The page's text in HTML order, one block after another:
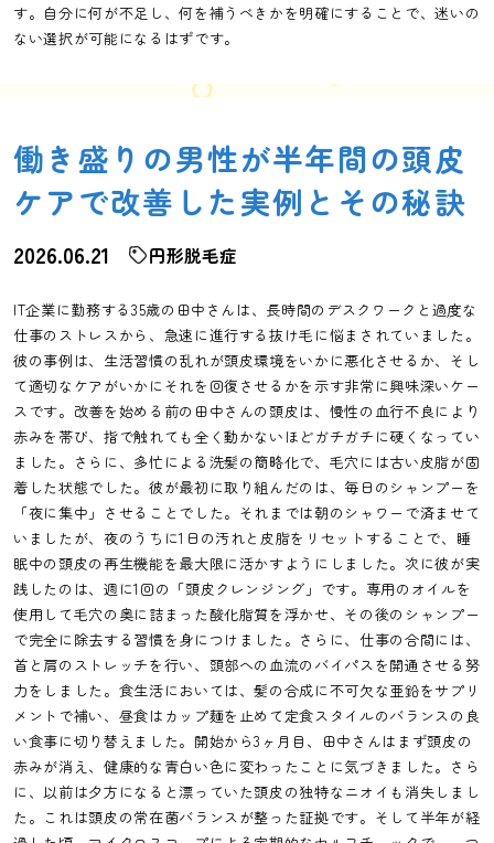
す。自分に何が不足し、何を補うべきかを明確にすることで、迷いの
ない選択が可能になるはずです。
働き盛りの男性が半年間の頭皮
ケアで改善した実例とその秘訣
2026.06.21 円形脱毛症
IT企業に勤務する35歳の田中さんは、長時間のデスクワークと過度な
仕事のストレスから、急速に進行する抜け毛に悩まされていました。
彼の事例は、生活習慣の乱れが頭皮環境をいかに悪化させるか、そし
て適切なケアがいかにそれを回復させるかを示す非常に興味深いケー
スです。改善を始める前の田中さんの頭皮は、慢性の血行不良により
赤みを帯び、指で触れても全く動かないほどガチガチに硬くなってい
ました。さらに、多忙による洗髪の簡略化で、毛穴には古い皮脂が固
着した状態でした。彼が最初に取り組んだのは、毎日のシャンプーを
「夜に集中」させることでした。それまでは朝のシャワーで済ませて
いましたが、夜のうちに1日の汚れと皮脂をリセットすることで、睡
眠中の頭皮の再生機能を最大限に活かすようにしました。次に彼が実
践したのは、週に1回の「頭皮クレンジング」です。専用のオイルを
使用して毛穴の奥に詰まった酸化脂質を浮かせ、その後のシャンプー
で完全に除去する習慣を身につけました。さらに、仕事の合間には、
首と肩のストレッチを行い、頭部への血流のバイパスを開通させる努
力をしました。食生活においては、髪の合成に不可欠な亜鉛をサプリ
メントで補い、昼食はカップ麺を止めて定食スタイルのバランスの良
い食事に切り替えました。開始から3ヶ月目、田中さんはまず頭皮の
赤みが消え、健康的な青白い色に変わったことに気づきました。さら
に、以前は夕方になると漂っていた頭皮の独特なニオイも消失しまし
た。これは頭皮の常在菌バランスが整った証拠です。そして半年が経